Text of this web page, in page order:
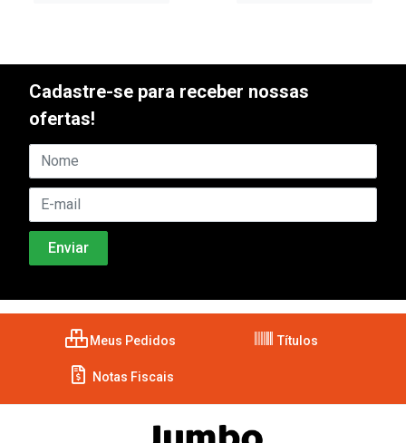
Cadastre-se para receber nossas
ofertas!
Meus Pedidos Títulos
Notas Fiscais